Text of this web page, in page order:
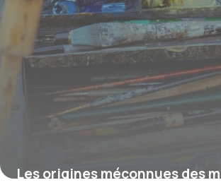
Les origines méconnues des